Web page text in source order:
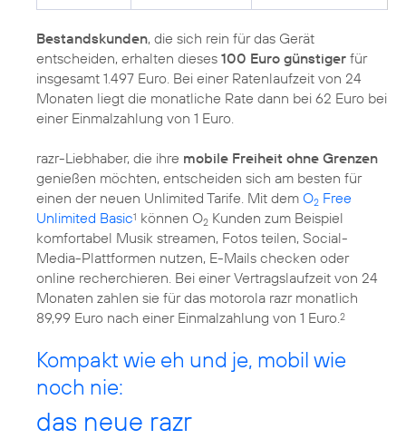
Bestandskunden, die sich rein für das Gerät
entscheiden, erhalten dieses 100 Euro günstiger für
insgesamt 1.497 Euro. Bei einer Ratenlaufzeit von 24
Monaten liegt die monatliche Rate dann bei 62 Euro bei
einer Einmalzahlung von 1 Euro.
razr-Liebhaber, die ihre mobile Freiheit ohne Grenzen
genießen möchten, entscheiden sich am besten für
einen der neuen Unlimited Tarife. Mit dem O2 Free
Unlimited Basic1 können O2 Kunden zum Beispiel
komfortabel Musik streamen, Fotos teilen, Social-
Media-Plattformen nutzen, E-Mails checken oder
online recherchieren. Bei einer Vertragslaufzeit von 24
Monaten zahlen sie für das motorola razr monatlich
89,99 Euro nach einer Einmalzahlung von 1 Euro. 2
Kompakt wie eh und je, mobil wie
noch nie:
das neue razr